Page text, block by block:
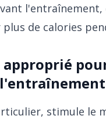
l'entraînement,
de calories
stimule le